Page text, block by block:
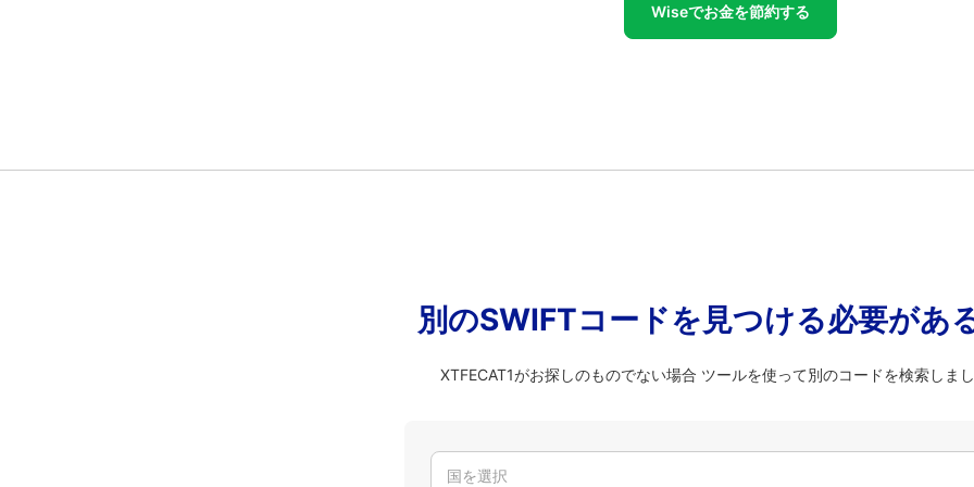
Wiseでお金を節約する
別のSWIFTコードを見つける必要があ
XTFECAT1がお探しのものでない場合 ツールを使って別のコードを検索しまし
国を選択